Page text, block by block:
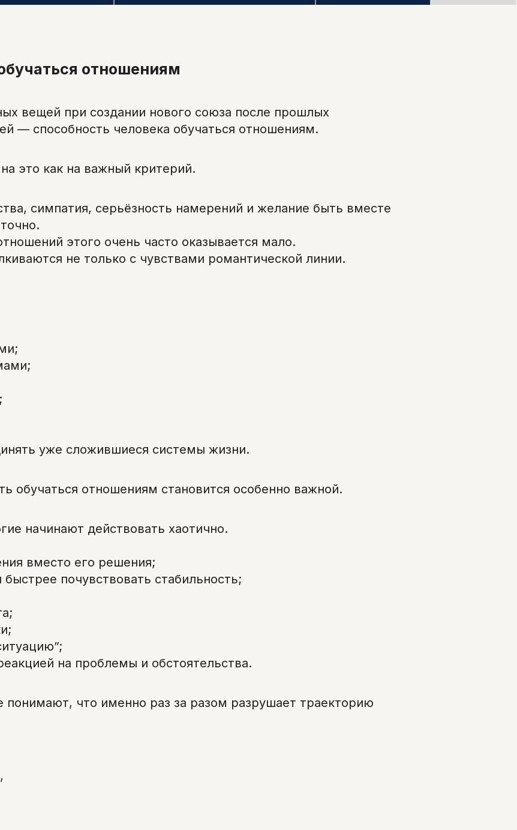
отношениям
вещей при создании нового союза после прошлых
— способность человека обучаться отношениям.
это как на важный критерий.
симпатия, серьёзность намерений и желание быть вместе
этого очень часто оказывается мало.
не только с чувствами романтической линии.
уже сложившиеся системы жизни.
обучаться отношениям становится особенно важной.
начинают действовать хаотично.
вместо его решения;
почувствовать стабильность;
на проблемы и обстоятельства.
что именно раз за разом разрушает траекторию